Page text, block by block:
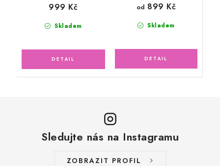
Skladem
999 Kč
Skladem
od 899 Kč
Sledujte nás na Instagramu
ZOBRAZIT PROFIL